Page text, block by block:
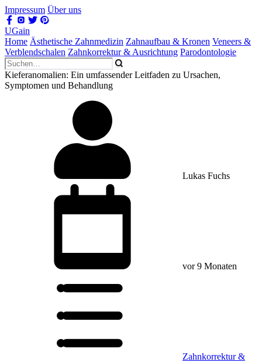
Impressum Über uns
UGain
Home Ästhetische Zahnmedizin Zahnaufbau & Kronen Veneers &
Verblendschalen Zahnkorrektur & Ausrichtung Parodontologie
Kieferanomalien: Ein umfassender Leitfaden zu Ursachen,
Symptomen und Behandlung
Lukas Fuchs
vor 9 Monaten
Zahnkorrektur &